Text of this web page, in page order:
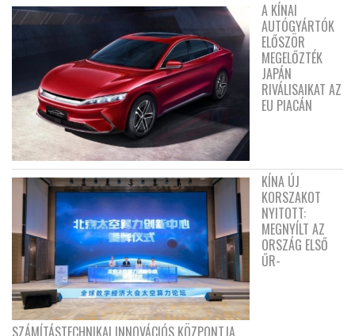
A KÍNAI
AUTÓGYÁRTÓK
ELŐSZÖR
MEGELŐZTÉK
JAPÁN
RIVÁLISAIKAT AZ
EU PIACÁN
KÍNA ÚJ
KORSZAKOT
NYITOTT:
MEGNYÍLT AZ
ORSZÁG ELSŐ
ŰR-